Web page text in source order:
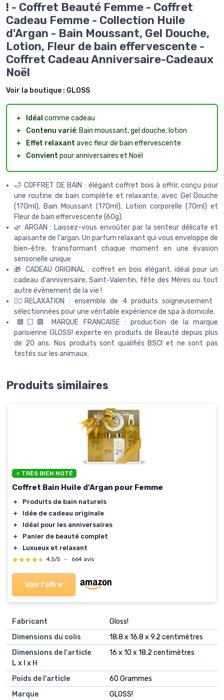
! - Coffret Beauté Femme - Coffret
Cadeau Femme - Collection Huile
d'Argan - Bain Moussant, Gel Douche,
Lotion, Fleur de bain effervescente -
Coffret Cadeau Anniversaire-Cadeaux
Noël
Voir la boutique : GLOSS
＋ Idéal comme cadeau
＋
Contenu varié: Bain moussant, gel douche, lotion
＋
Effet relaxant avec fleur de bain effervescente
＋
Convient pour anniversaires et Noël
🛁 COFFRET DE BAIN : élégant coffret bois à offrir, conçu pour
une routine de bain complète et relaxante, avec Gel Douche
(170ml), Bain Moussant (170ml), Lotion corporelle (70ml) et
Fleur de bain effervescente (60g).
🌿 ARGAN : Laissez-vous envoûter par la senteur délicate et
apaisante de l'argan. Un parfum relaxant qui vous enveloppe de
bien-être, transformant chaque moment en une évasion
sensorielle unique
🎁 CADEAU ORIGINAL : coffret en bois élégant, idéal pour un
cadeau d'anniversaire, Saint-Valentin, fête des Mères ou tout
autre évènement de la vie !
💆‍♀️RELAXATION : ensemble de 4 produits soigneusement
sélectionnées pour une véritable expérience de spa à domicile.
‎🟦⬜🟥 MARQUE FRANCAISE : production de la marque
parisienne GLOSS! experte en produits de Beauté depuis plus
de 20 ans. Nos produits sont qualifiés BSCI et ne sont pas
testés sur les animaux.
Produits similaires
⭐ TRÈS BIEN NOTÉ
Coffret Bain Huile d'Argan pour Femme
＋
Produits de bain naturels
＋
Idée de cadeau originale
＋
Idéal pour les anniversaires
＋
Panier de beauté complet
＋
Luxueux et relaxant
★★★★★
★★★★★ 4,5/5 — 664 avis
Voir l'offre
Fabricant
‎Gloss!
Dimensions du colis
‎18.8 x 16.8 x 9.2 centimètres
Dimensions de l'article
L x l x H
‎16 x 10 x 18.2 centimètres
Poids de l'article
‎60 Grammes
Marque
‎GLOSS!